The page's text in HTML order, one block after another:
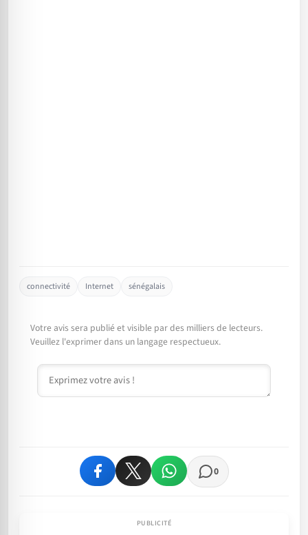
connectivité Internet sénégalais
Votre avis sera publié et visible par des milliers de lecteurs.
Veuillez l'exprimer dans un langage respectueux.
Commentaire
0